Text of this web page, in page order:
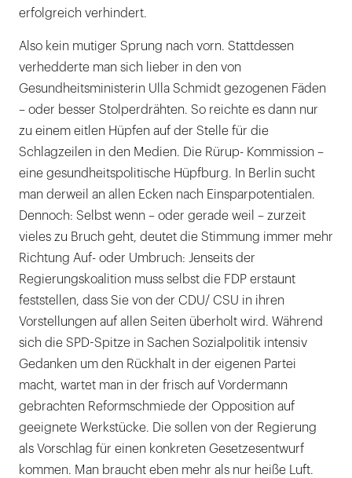
erfolgreich verhindert.
Also kein mutiger Sprung nach vorn. Stattdessen
verhedderte man sich lieber in den von
Gesundheitsministerin Ulla Schmidt gezogenen Fäden
– oder besser Stolperdrähten. So reichte es dann nur
zu einem eitlen Hüpfen auf der Stelle für die
Schlagzeilen in den Medien. Die Rürup- Kommission –
eine gesundheitspolitische Hüpfburg. In Berlin sucht
man derweil an allen Ecken nach Einsparpotentialen.
Dennoch: Selbst wenn – oder gerade weil – zurzeit
vieles zu Bruch geht, deutet die Stimmung immer mehr
Richtung Auf- oder Umbruch: Jenseits der
Regierungskoalition muss selbst die FDP erstaunt
feststellen, dass Sie von der CDU/ CSU in ihren
Vorstellungen auf allen Seiten überholt wird. Während
sich die SPD-Spitze in Sachen Sozialpolitik intensiv
Gedanken um den Rückhalt in der eigenen Partei
macht, wartet man in der frisch auf Vordermann
gebrachten Reformschmiede der Opposition auf
geeignete Werkstücke. Die sollen von der Regierung
als Vorschlag für einen konkreten Gesetzesentwurf
kommen. Man braucht eben mehr als nur heiße Luft.